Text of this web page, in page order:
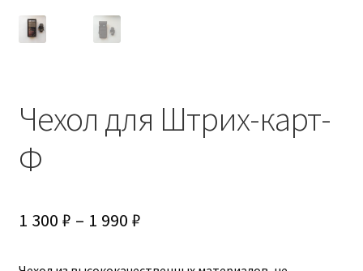
Чехол для Штрих-карт-
Ф
1 300 ₽ – 1 990 ₽Диапазон